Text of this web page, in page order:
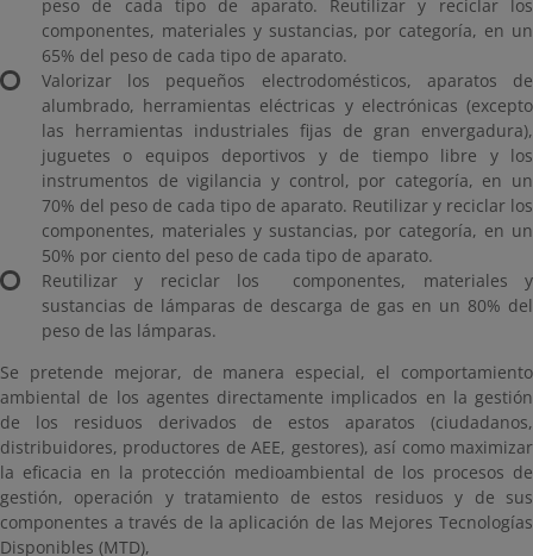
peso de cada tipo de aparato. Reutilizar y reciclar los
componentes, materiales y sustancias, por categoría, en un
65% del peso de cada tipo de aparato.
Valorizar los pequeños electrodomésticos, aparatos de
alumbrado, herramientas eléctricas y electrónicas (excepto
las herramientas industriales fijas de gran envergadura),
juguetes o equipos deportivos y de tiempo libre y los
instrumentos de vigilancia y control, por categoría, en un
70% del peso de cada tipo de aparato. Reutilizar y reciclar los
componentes, materiales y sustancias, por categoría, en un
50% por ciento del peso de cada tipo de aparato.
Reutilizar y reciclar los componentes, materiales y
sustancias de lámparas de descarga de gas en un 80% del
peso de las lámparas.
Se pretende mejorar, de manera especial, el comportamiento
ambiental de los agentes directamente implicados en la gestión
de los residuos derivados de estos aparatos (ciudadanos,
distribuidores, productores de AEE, gestores), así como maximizar
la eficacia en la protección medioambiental de los procesos de
gestión, operación y tratamiento de estos residuos y de sus
componentes a través de la aplicación de las Mejores Tecnologías
Disponibles (MTD),